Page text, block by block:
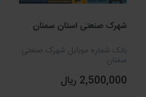
شهرک صنعتی استان سمنان
بانک شماره موبایل شهرک صنعتی
سمنان
2,500,000 ریال